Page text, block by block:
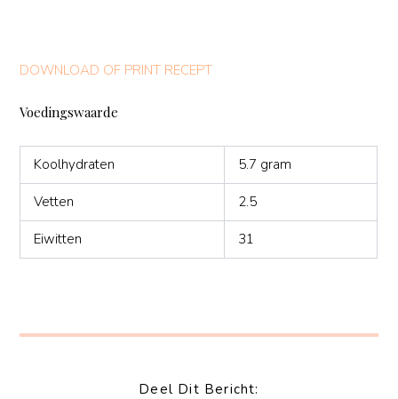
DOWNLOAD OF PRINT RECEPT
Voedingswaarde
Koolhydraten 5.7 gram
Vetten 2.5
Eiwitten 31
Deel Dit Bericht: